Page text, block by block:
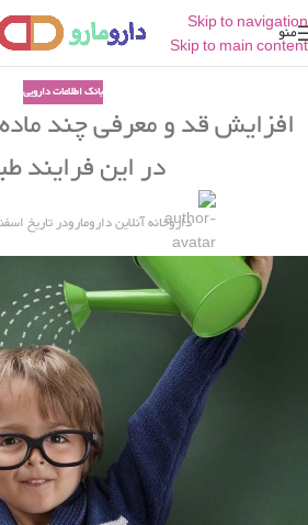
Skip to navigation
Skip to main content
منو
بانک اطلاعات دارویی
افزایش قد و معرفی چند
در این فرایند
داروخانه آنلاین دارومارودر تاریخ اسفند 23,